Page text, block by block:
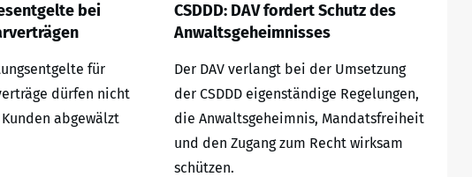
bei
für
dürfen nicht
abgewälzt
CSDDD: DAV fordert Schutz des
Anwaltsgeheimnisses
Der DAV verlangt bei der Umsetzung
der CSDDD eigenständige Regelungen,
die Anwaltsgeheimnis, Mandatsfreiheit
und den Zugang zum Recht wirksam
schützen.